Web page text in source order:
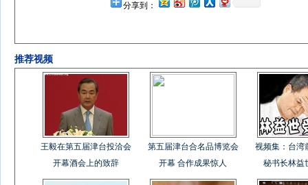
分享到：
推荐视频
王毅在第五届津台投洽会
开幕酒会上的致辞
第五届津台合名品博览会
开幕 合作成果惊人
视频集：台湾
秘书长林益